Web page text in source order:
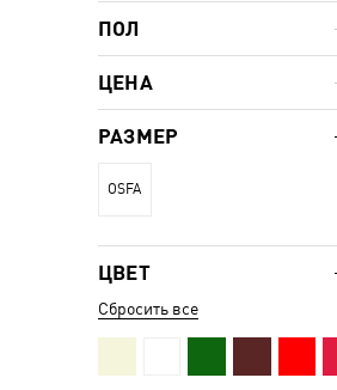
ПОЛ
ЦЕНА
РАЗМЕР
OSFA
ЦВЕТ
Сбросить все